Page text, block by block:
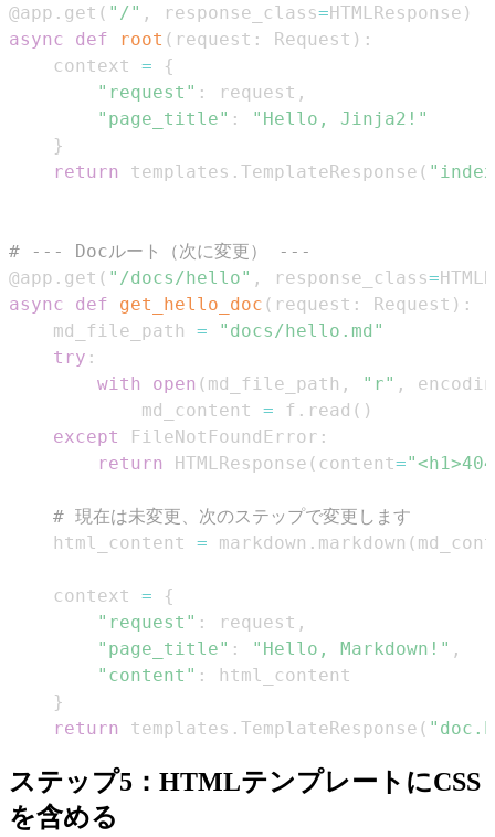
@app . get ( "/" , response_class= HTMLResponse )
async
def root ( request : Request ) :
    context
=
{
"request" : request ,
"page_title" :
"Hello, Jinja2!"
}
return
templates . TemplateResponse (
# --- Docルート（次に変更） ---
@app . get ( "/docs/hello" , response_class=
async
def get_hello_doc ( request : Request ) :
    md_file_path
=
"docs/hello.md"
try :
with
open ( md_file_path , "r" ,
            md_content
= f . read ( )
except
FileNotFoundError :
return
HTMLResponse ( content=
# 現在は未変更、次のステップで変更します
    html_content
= markdown . markdown (
    context
=
{
"request" : request ,
"page_title" : "Hello, Markdown!" ,
"content" :
}
return
templates . TemplateResponse (
ステップ5：HTMLテンプレートにCSS
を含める